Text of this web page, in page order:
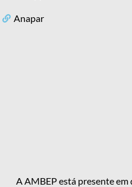
Anapar
A AMBEP está presente em